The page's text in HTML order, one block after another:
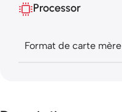
Processor
Format de carte mère